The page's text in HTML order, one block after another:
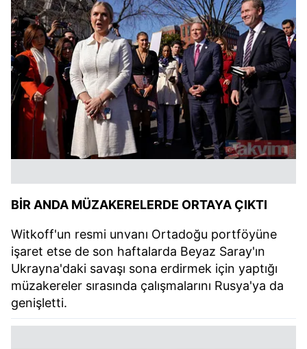
BİR ANDA MÜZAKERELERDE ORTAYA ÇIKTI
Witkoff'un resmi unvanı Ortadoğu portföyüne
işaret etse de son haftalarda Beyaz Saray'ın
Ukrayna'daki savaşı sona erdirmek için yaptığı
müzakereler sırasında çalışmalarını Rusya'ya da
genişletti.